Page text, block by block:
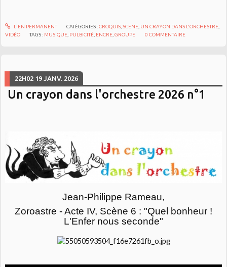
LIEN PERMANENT CATÉGORIES :CROQUIS, SCENE, UN CRAYON DANS L'ORCHESTRE,
VIDÉO
TAGS : MUSIQUE PULBICITÉ ENCRE ,GROUPE 0 COMMENTAIRE
22H02 19 JANV. 2026
Un crayon dans l'orchestre 2026 n°1
Jean-Philippe Rameau,
Zoroastre - Acte IV, Scène 6 : "Quel bonheur !
L'Enfer nous seconde"